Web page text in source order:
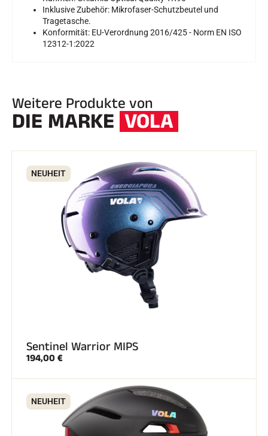
Inklusive Zubehör: Mikrofaser-Schutzbeutel und
Tragetasche.
Konformität: EU-Verordnung 2016/425 - Norm EN ISO
12312-1:2022
Weitere Produkte von
DIE MARKE VOLA
NEUHEIT
Sentinel Warrior MIPS
194,00 €
NEUHEIT